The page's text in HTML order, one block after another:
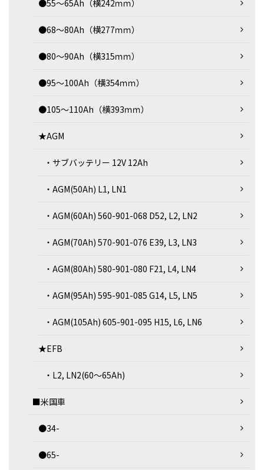
●55～65Ah（横242ｍｍ）
●68～80Ah（横277ｍｍ）
●80～90Ah（横315ｍｍ）
●95～100Ah（横354ｍｍ）
●105～110Ah（横393ｍｍ）
★AGM
・サブバッテリー 12V 12Ah
・AGM(50Ah) L1, LN1
・AGM(60Ah) 560-901-068 D52, L2, LN2
・AGM(70Ah) 570-901-076 E39, L3, LN3
・AGM(80Ah) 580-901-080 F21, L4, LN4
・AGM(95Ah) 595-901-085 G14, L5, LN5
・AGM(105Ah) 605-901-095 H15, L6, LN6
★EFB
・L2, LN2(60～65Ah)
■米国車
●34-
●65-